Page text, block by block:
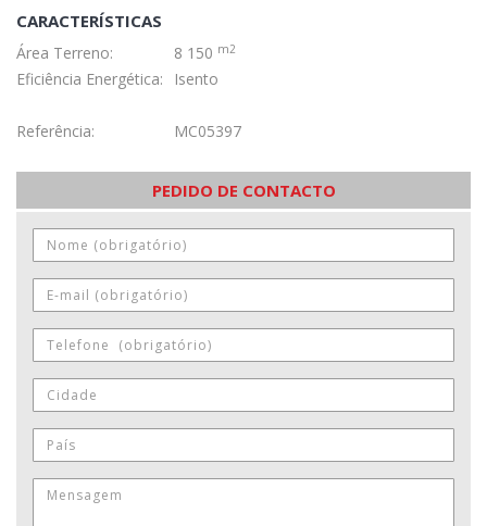
CARACTERÍSTICAS
Área Terreno: 8 150 m2
Eficiência Energética: Isento
Referência: MC05397
PEDIDO DE CONTACTO